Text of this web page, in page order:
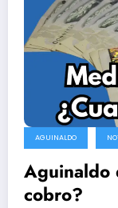
AGUINALDO
Aguinaldo
cobro?